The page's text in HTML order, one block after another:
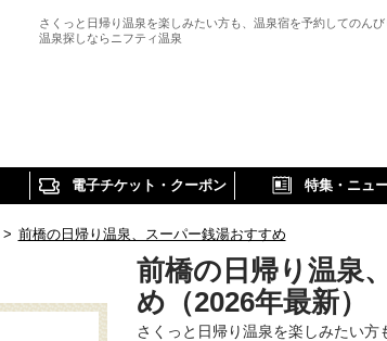
さくっと日帰り温泉を楽しみたい方も、温泉宿を予約してのんび
温泉探しならニフティ温泉
電子チケット・クーポン 特集・ニュ
> 前橋の日帰り温泉、スーパー銭湯おすすめ
前橋の日帰り温泉
め（2026年最新）
さくっと日帰り温泉を楽しみたい